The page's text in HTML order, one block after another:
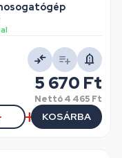
5 670 Ft
Nettó4 465 Ft
KOSÁRBA